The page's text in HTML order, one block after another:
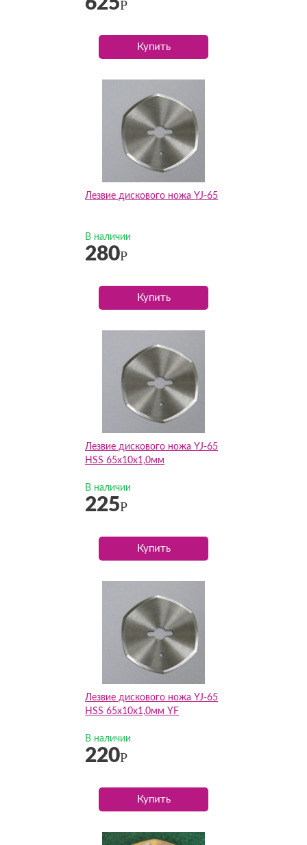
Р
Купить
Лезвие дискового ножа YJ-65
В наличии
280Р
Купить
Лезвие дискового ножа YJ-65
HSS 65х10х1,0мм
В наличии
225Р
Купить
Лезвие дискового ножа YJ-65
HSS 65х10х1,0мм YF
В наличии
220Р
Купить